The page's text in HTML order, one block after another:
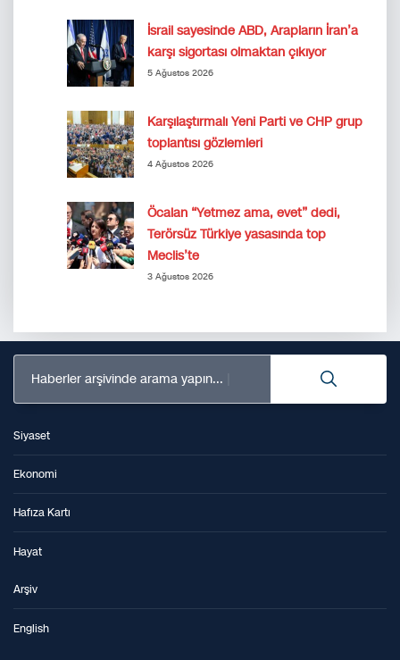
İsrail sayesinde ABD, Arapların İran’a
karşı sigortası olmaktan çıkıyor
5 Ağustos 2026
Karşılaştırmalı Yeni Parti ve CHP grup
toplantısı gözlemleri
4 Ağustos 2026
Öcalan “Yetmez ama, evet” dedi,
Terörsüz Türkiye yasasında top
Meclis’te
3 Ağustos 2026
Haberler arşivinde arama yapın...
Siyaset
Ekonomi
Hafıza Kartı
Hayat
Arşiv
English